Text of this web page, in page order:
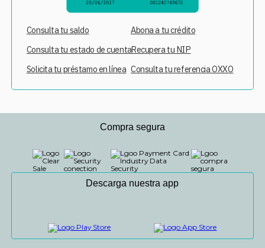
Consulta tu saldo
Consulta tu estado de cuenta
Solicita tu préstamo en línea
Abona a tu crédito
Recupera tu NIP
Consulta tu referencia OXXO
Compra segura
Descarga nuestra app